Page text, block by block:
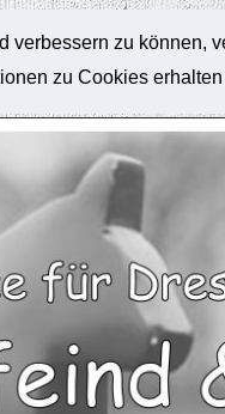
verbessern zu
zu Cookies